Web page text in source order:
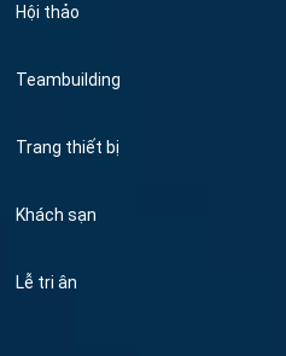
Hội thảo
Teambuilding
Trang thiết bị
Khách sạn
Lễ tri ân